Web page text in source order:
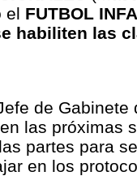
el FUTBOL
habiliten las
de Gabinete
las próximas
partes para
en los